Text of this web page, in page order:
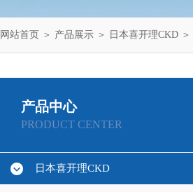
网站首页 ＞ 产品展示 ＞ 日本喜开理CKD ＞
产品中心
PRODUCT CENTER
日本喜开理CKD